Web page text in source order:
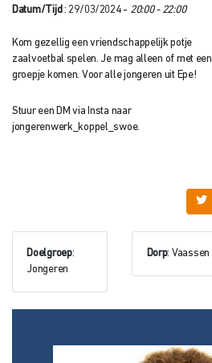
Datum/Tijd : 29/03/2024 - 20:00 - 22:00
Kom gezellig een vriendschappelijk potje
zaalvoetbal spelen. Je mag alleen of met een
groepje komen. Voor alle jongeren uit Epe!
Stuur een DM via Insta naar
jongerenwerk_koppel_swoe.
Doelgroep:
Jongeren
Dorp: Vaassen